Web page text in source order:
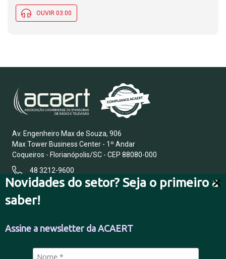
Novidades do setor? Seja o primeiro a
saber!
Assine a newsletter da ACAERT
OUVIR 03:00
Av. Engenheiro Max de Souza, 906
Max Tower Business Center - 1º Andar
Coqueiros - Florianópolis/SC - CEP 88080-000
48 3212-9600
FALE CONOSCO